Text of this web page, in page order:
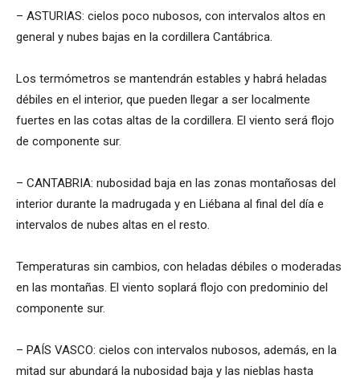
– ASTURIAS: cielos poco nubosos, con intervalos altos en
general y nubes bajas en la cordillera Cantábrica.
Los termómetros se mantendrán estables y habrá heladas
débiles en el interior, que pueden llegar a ser localmente
fuertes en las cotas altas de la cordillera. El viento será flojo
de componente sur.
– CANTABRIA: nubosidad baja en las zonas montañosas del
interior durante la madrugada y en Liébana al final del día e
intervalos de nubes altas en el resto.
Temperaturas sin cambios, con heladas débiles o moderadas
en las montañas. El viento soplará flojo con predominio del
componente sur.
– PAÍS VASCO: cielos con intervalos nubosos, además, en la
mitad sur abundará la nubosidad baja y las nieblas hasta